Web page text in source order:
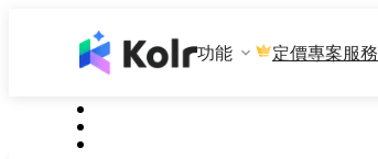
功能 定價專案服務